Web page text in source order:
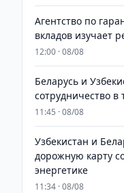
Агентство по
вкладов изучает
12:00 · 08/08
Беларусь и
сотрудничество
11:45 · 08/08
Узбекистан и
дорожную карту
энергетике
11:34 · 08/08